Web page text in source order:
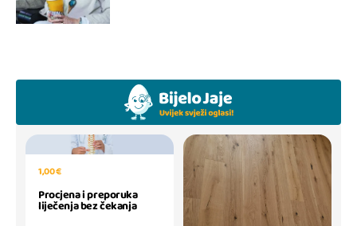
1,00 €
Procjena i preporuka
liječenja bez čekanja